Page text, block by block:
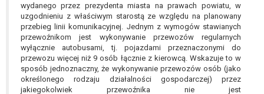
wydanego przez prezydenta miasta na prawach powiatu, w
uzgodnieniu z właściwym starostą ze względu na planowany
przebieg linii komunikacyjnej. Jednym z wymogów stawianych
przewoźnikom jest wykonywanie przewozów regularnych
wyłącznie autobusami, tj. pojazdami przeznaczonymi do
przewozu więcej niż 9 osób łącznie z kierowcą. Wskazuje to w
sposób jednoznaczny, że wykonywanie przewozów osób (jako
określonego rodzaju działalności gospodarczej) przez
jakiegokolwiek przewoźnika nie jest